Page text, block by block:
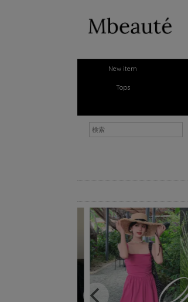
New item
Tops